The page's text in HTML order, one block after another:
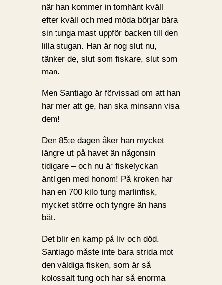
när han kommer in tomhänt kväll
efter kväll och med möda börjar bära
sin tunga mast uppför backen till den
lilla stugan. Han är nog slut nu,
tänker de, slut som fiskare, slut som
man.
Men Santiago är förvissad om att han
har mer att ge, han ska minsann visa
dem!
Den 85:e dagen åker han mycket
längre ut på havet än någonsin
tidigare – och nu är fiskelyckan
äntligen med honom! På kroken har
han en 700 kilo tung marlinfisk,
mycket större och tyngre än hans
båt.
Det blir en kamp på liv och död.
Santiago måste inte bara strida mot
den väldiga fisken, som är så
kolossalt tung och har så enorma